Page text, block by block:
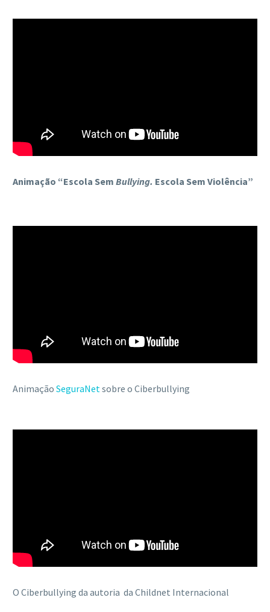
Animação “Escola Sem Bullying. Escola Sem Violência”
Animação SeguraNet sobre o Ciberbullying
O Ciberbullying da autoria da Childnet Internacional